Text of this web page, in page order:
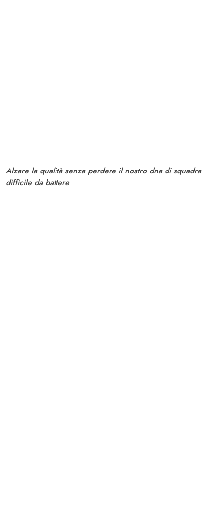
Alzare la qualità senza perdere il nostro dna di squadra
difficile da battere